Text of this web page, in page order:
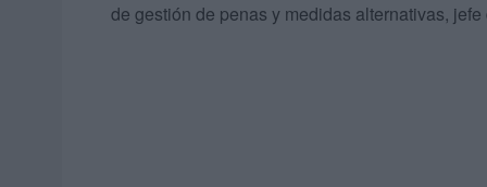
de gestión de penas y medidas alternativas,